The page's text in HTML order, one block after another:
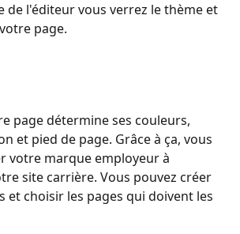
de l'éditeur vous verrez le thème et
page.
page détermine ses couleurs,
et pied de page. Grâce à ça, vous
votre marque employeur à
site carrière. Vous pouvez créer
et choisir les pages qui doivent les